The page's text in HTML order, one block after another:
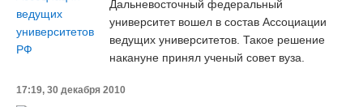
Дальневосточный федеральный
университет вошел в состав Ассоциации
ведущих университетов. Такое решение
накануне принял ученый совет вуза.
17:19, 30 декабря 2010